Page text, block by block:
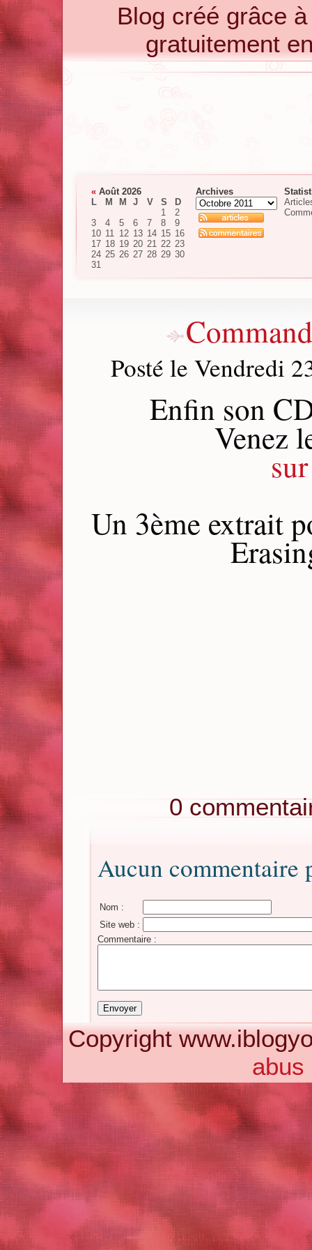
Blog créé grâce
gratuitement
« Août 2026
L
M M J V S
D
1
2
3
4 5 6 7 8
9
10 11 12 13 14 15 16
17 18 19 20 21 22 23
24 25 26 27 28 29 30
31
Archives
Posté le Vendredi
Enfin son
Venez
Un 3ème extrait
0
Aucun commentaire
Nom :
Site web :
Commentaire :
Copyright
abus